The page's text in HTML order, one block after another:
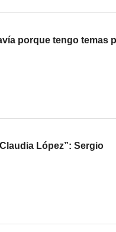
porque tengo temas
López”: Sergio